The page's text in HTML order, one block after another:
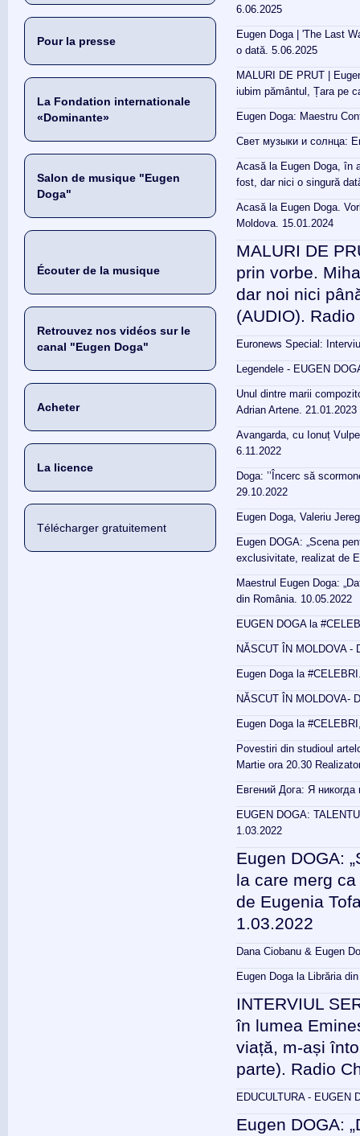
Pour la presse
La Fondation internationale
«Dominante»
Salon de musique "Eugen
Doga"
Écouter de la musique
Retrouvez nos vidéos sur le
canal "Eugen Doga"
Acheter
La licence
Télécharger gratuitement
6.06.2025
Eugen Doga | 'The Last
o dată. 5.06.2025
MALURI DE PRUT |
iubim pământul, Țara pe
Eugen Doga: Maestru
Свет музыки и солнца:
Acasă la Eugen Doga, în
fost, dar nici o singură
Acasă la Eugen Doga.
Moldova. 15.01.2024
MALURI DE
prin vorbe.
dar noi nici
(AUDIO).
Euronews Special:
Legendele - EUGEN
Unul dintre marii
Adrian Artene. 21.01.2023
Avangarda, cu Ionuț
6.11.2022
Doga: ’’Încerc să
29.10.2022
Eugen Doga, Valeriu
Eugen DOGA: „Scena
exclusivitate, realizat de
Maestrul Eugen Doga:
din România. 10.05.2022
EUGEN DOGA la
NĂSCUT ÎN MOLDOVA -
Eugen Doga la
NĂSCUT ÎN MOLDOVA-
Eugen Doga la
Povestiri din studioul
Martie ora 20.30
Евгений Дога: Я
EUGEN DOGA:
1.03.2022
Eugen DOGA:
la care merg
de Eugenia
1.03.2022
Dana Ciobanu & Eugen
Eugen Doga la Librăria
INTERVIUL
în lumea
viață, m-ași
parte). Radio
EDUCULTURA - EUGEN
Eugen DOGA: